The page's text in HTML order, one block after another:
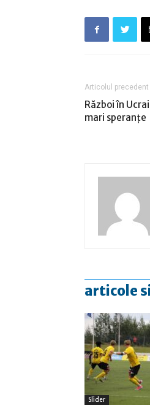
Articolul precedent
Război în
mari speranţe
articole
Slider